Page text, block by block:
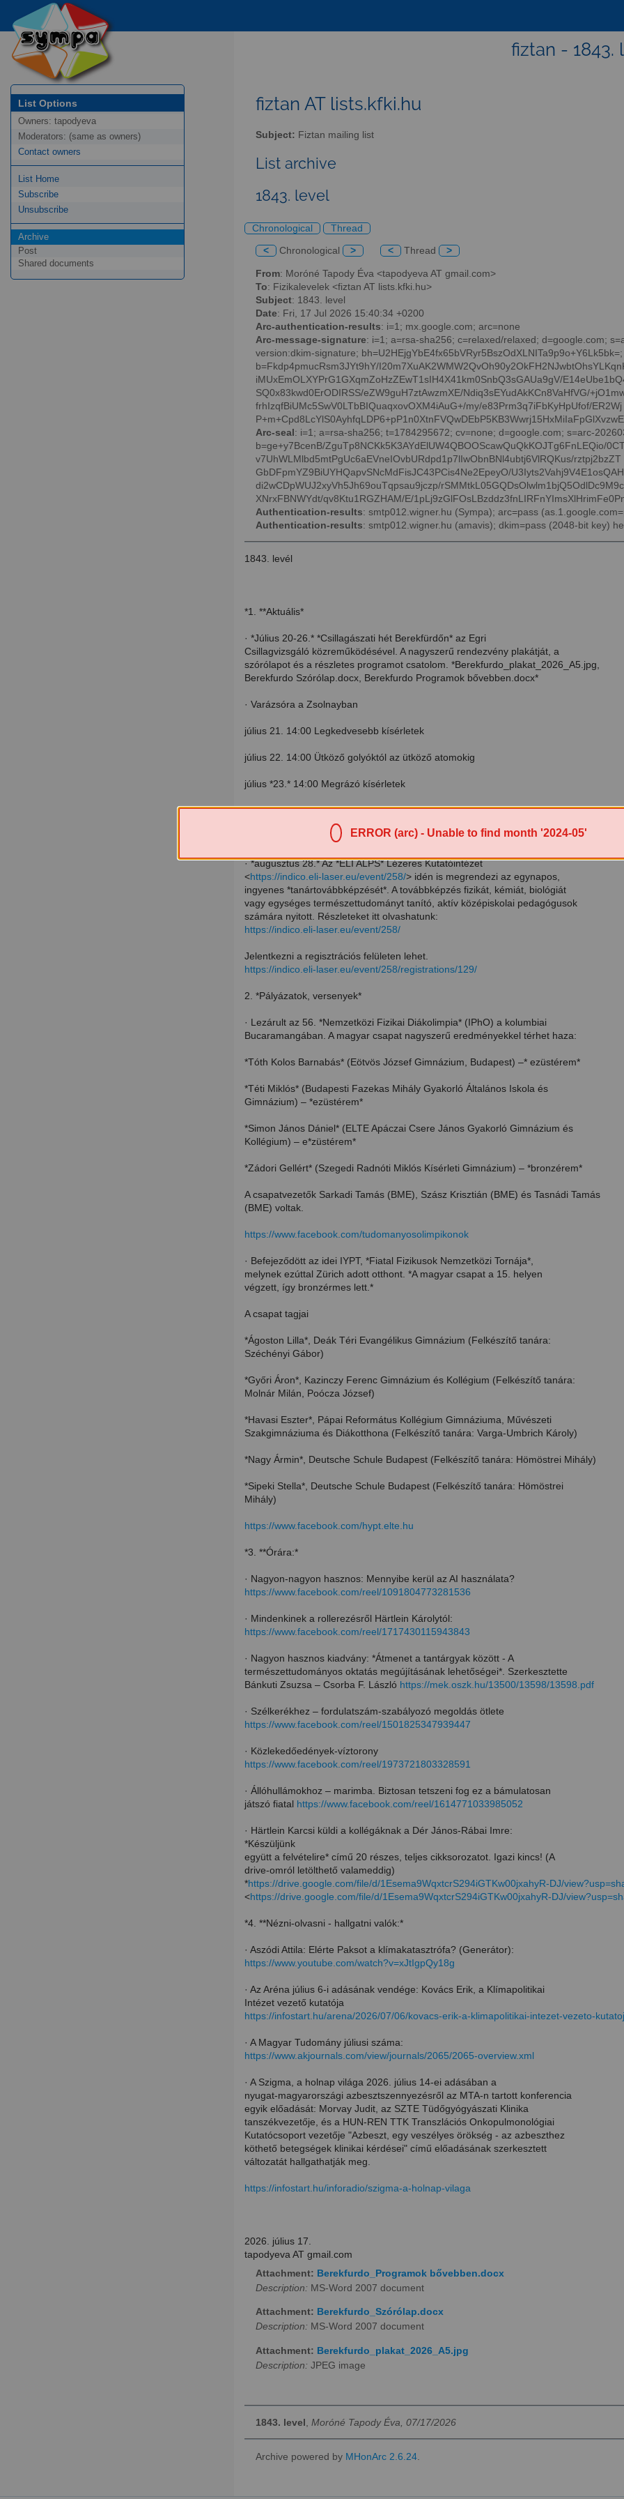
fiztan - 1843.
List Options
Owners: tapodyeva
Moderators: (same as owners)
Contact owners
List Home
Subscribe
Unsubscribe
Archive
Post
Shared documents
fiztan AT lists.kfki.hu
Subject: Fiztan mailing list
List archive
1843. level
Chronological Thread
< Chronological > < Thread >
From: Moróné Tapody Éva <tapodyeva AT gmail.com>
To: Fizikalevelek <fiztan AT lists.kfki.hu>
Subject: 1843. level
Date: Fri, 17 Jul 2026 15:40:34 +0200
Arc-authentication-results: i=1; mx.google.com; arc=none
Arc-message-signature: i=1; a=rsa-sha256; c=relaxed/relaxed; d=google.com;
version:dkim-signature;
b=Fkdp4pmucRsm3JYt9hY/
iMUxEmOLXYPrG1GXqmZoHzZEwT1sIH4X41km0SnbQ3sGAUa9gV/
SQ0x83kwd0ErODIRSS/eZW9guH7ztAwzmXE/Ndiq3sEYudAkKCn8VaHfVG/
frhIzqfBiUMc5SwV0LTbBIQuaqxovOXM4iAuG+/my/e83Prm3q7iFbKyHpUfof/ER2Wj
Arc-seal : i=1; a=rsa-sha256; t=1784295672; cv=none; d=google.com; s=arc-
b=ge+y7BcenB/ZguTp8NCKk5K3AYdElUW4QBOOScawQuQkKOJTg6FnLEQio/
v7UhWLMlbd5mtPgUc6aEVneIOvbURdpd1p7lIwObnBNl4ubtj6VlRQKus/rztpj2bzZT
GbDFpmYZ9BiUYHQapvSNcMdFisJC43PCis4Ne2EpeyO/
di2wCDpWUJ2xyVh5Jh69ouTqpsau9jczp/
XNrxFBNWYdt/qv8Ktu1RGZHAM/E/
Authentication-results: smtp012.wigner.hu (Sympa); arc=pass
Authentication-results: smtp012.wigner.hu (amavis); dkim=pass (2048-bit key)
1843. levél
*1. **Aktuális*
· *Július 20-26.* *Csillagászati hét Berekfürdőn* az Egri
Csillagvizsgáló közreműködésével. A nagyszerű rendezvény plakátját, a
szórólapot és a részletes programot csatolom. *Berekfurdo_plakat_2026_A5.jpg,
Berekfurdo Szórólap.docx, Berekfurdo Programok bővebben.docx*
· Varázsóra a Zsolnayban
július 21. 14:00 Legkedvesebb kísérletek
július 22. 14:00 Ütköző golyóktól az ütköző atomokig
július *23.* 14:00 Megrázó kísérletek
Helyszín: Pécs, Zsolnay Kulturális Negyed, Látogatóközpont 24-es terem
https://www.zsolnaynegyed.hu/latnivalok/varazsora
· *augusztus 28.* Az *ELI ALPS* Lézeres Kutatóintézet
<https://indico.eli-laser.eu/event/258/> idén is megrendezi az egynapos,
ingyenes *tanártovábbképzését*. A továbbképzés fizikát, kémiát, biológiát
vagy egységes természettudományt tanító, aktív középiskolai pedagógusok
számára nyitott. Részleteket itt olvashatunk:
https://indico.eli-laser.eu/event/258/
Jelentkezni a regisztrációs felületen lehet.
https://indico.eli-laser.eu/event/258/registrations/129/
2. *Pályázatok, versenyek*
· Lezárult az 56. *Nemzetközi Fizikai Diákolimpia* (IPhO) a kolumbiai
Bucaramangában. A magyar csapat nagyszerű eredményekkel térhet haza:
*Tóth Kolos Barnabás* (Eötvös József Gimnázium, Budapest) –* ezüstérem*
*Téti Miklós* (Budapesti Fazekas Mihály Gyakorló Általános Iskola és
Gimnázium) – *ezüstérem*
*Simon János Dániel* (ELTE Apáczai Csere János Gyakorló Gimnázium és
Kollégium) – e*züstérem*
*Zádori Gellért* (Szegedi Radnóti Miklós Kísérleti Gimnázium) – *bronzérem*
A csapatvezetők Sarkadi Tamás (BME), Szász Krisztián (BME) és Tasnádi Tamás
(BME) voltak.
https://www.facebook.com/tudomanyosolimpikonok
· Befejeződött az idei IYPT, *Fiatal Fizikusok Nemzetközi Tornája*,
melynek ezúttal Zürich adott otthont. *A magyar csapat a 15. helyen
végzett, így bronzérmes lett.*
A csapat tagjai
*Ágoston Lilla*, Deák Téri Evangélikus Gimnázium (Felkészítő tanára:
Széchényi Gábor)
*Győri Áron*, Kazinczy Ferenc Gimnázium és Kollégium (Felkészítő tanára:
Molnár Milán, Poócza József)
*Havasi Eszter*, Pápai Református Kollégium Gimnáziuma, Művészeti
Szakgimnáziuma és Diákotthona (Felkészítő tanára: Varga-Umbrich Károly)
*Nagy Ármin*, Deutsche Schule Budapest (Felkészítő tanára: Hömöstrei Mihály)
*Sipeki Stella*, Deutsche Schule Budapest (Felkészítő tanára: Hömöstrei
Mihály)
https://www.facebook.com/hypt.elte.hu
*3. **Órára:*
· Nagyon-nagyon hasznos: Mennyibe kerül az AI használata?
https://www.facebook.com/reel/1091804773281536
· Mindenkinek a rollerezésről Härtlein Károlytól:
https://www.facebook.com/reel/1717430115943843
· Nagyon hasznos kiadvány: *Átmenet a tantárgyak között - A
természettudományos oktatás megújításának lehetőségei*. Szerkesztette
Bánkuti Zsuzsa – Csorba F. László https://mek.oszk.hu/13500/13598/13598.pdf
· Szélkerékhez – fordulatszám-szabályozó megoldás ötlete
https://www.facebook.com/reel/1501825347939447
· Közlekedőedények-víztorony
https://www.facebook.com/reel/1973721803328591
· Állóhullámokhoz – marimba. Biztosan tetszeni fog ez a bámulatosan
játszó fiatal https://www.facebook.com/reel/1614771033985052
· Härtlein Karcsi küldi a kollégáknak a Dér János-Rábai Imre:
*Készüljünk
együtt a felvételire* című 20 részes, teljes cikksorozatot. Igazi kincs! (A
drive-omról letölthető valameddig)
*https://drive.google.com/file/d/1Esema9WqxtcrS294iGTKw00jxahyR-DJ/
<https://drive.google.com/file/d/1Esema9WqxtcrS294iGTKw00jxahyR-DJ/
*4. **Nézni-olvasni - hallgatni valók:*
· Aszódi Attila: Elérte Paksot a klímakatasztrófa? (Generátor):
https://www.youtube.com/watch?v=xJtIgpQy18g
· Az Aréna július 6-i adásának vendége: Kovács Erik, a Klímapolitikai
Intézet vezető kutatója
https://infostart.hu/arena/2026/07/06/kovacs-erik-a-klimapolitikai-intezet-vezeto-
· A Magyar Tudomány júliusi száma:
https://www.akjournals.com/view/journals/2065/2065-overview.xml
· A Szigma, a holnap világa 2026. július 14-ei adásában a
nyugat-magyarországi azbesztszennyezésről az MTA-n tartott konferencia
egyik előadását: Morvay Judit, az SZTE Tüdőgyógyászati Klinika
tanszékvezetője, és a HUN-REN TTK Transzlációs Onkopulmonológiai
Kutatócsoport vezetője "Azbeszt, egy veszélyes örökség - az azbeszthez
köthető betegségek klinikai kérdései" című előadásának szerkesztett
változatát hallgathatják meg.
https://infostart.hu/inforadio/szigma-a-holnap-vilaga
2026. július 17.
tapodyeva AT gmail.com
Attachment: Berekfurdo_Programok bővebben.docx
Description: MS-Word 2007 document
Attachment: Berekfurdo_Szórólap.docx
Description: MS-Word 2007 document
Attachment: Berekfurdo_plakat_2026_A5.jpg
Description: JPEG image
1843. level Moróné Tapody Éva, 07/17/2026
Archive powered by MHonArc 2.6.24.
ERROR (arc) - Unable to find month '2024-05'